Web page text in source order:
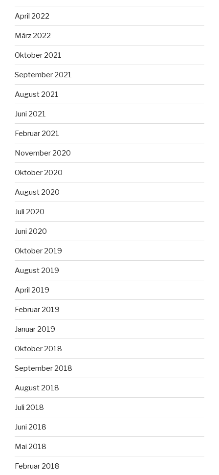
April 2022
März 2022
Oktober 2021
September 2021
August 2021
Juni 2021
Februar 2021
November 2020
Oktober 2020
August 2020
Juli 2020
Juni 2020
Oktober 2019
August 2019
April 2019
Februar 2019
Januar 2019
Oktober 2018
September 2018
August 2018
Juli 2018
Juni 2018
Mai 2018
Februar 2018